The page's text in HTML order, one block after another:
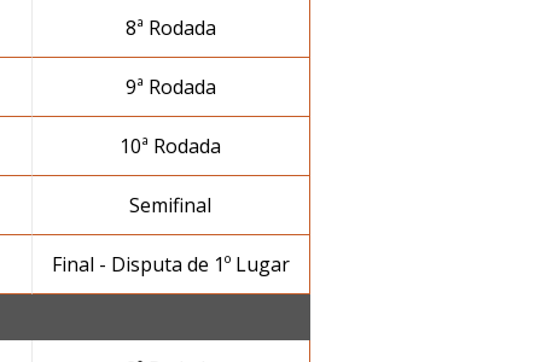
8ª Rodada
9ª Rodada
10ª Rodada
Semifinal
Final - Disputa de 1º Lugar